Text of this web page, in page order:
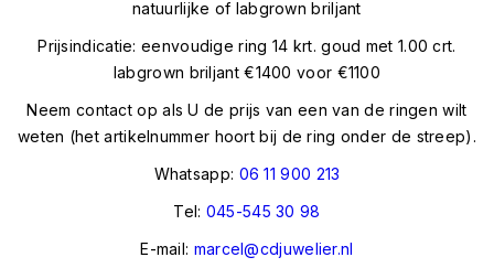
natuurlijke of labgrown briljant
Prijsindicatie: eenvoudige ring 14 krt. goud met 1.00 crt.
labgrown briljant €1400 voor €1100
Neem contact op als U de prijs van een van de ringen wilt
weten (het artikelnummer hoort bij de ring onder de streep).
Whatsapp: 06 11 900 213
Tel: 045-545 30 98
E-mail: marcel@cdjuwelier.nl